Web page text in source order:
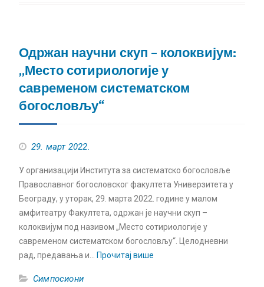
Одржан научни скуп – колоквијум:
„Место сотириологије у
савременом систематском
богословљу“
29. март 2022.
У организацији Института за систематско богословље
Православног богословског факултета Универзитета у
Београду, у уторак, 29. марта 2022. године у малом
амфитеатру Факултета, одржан је научни скуп –
колоквијум под називом „Место сотириологије у
савременом систематском богословљу“. Целодневни
рад, предавања и…
Прочитај више
Симпосиони